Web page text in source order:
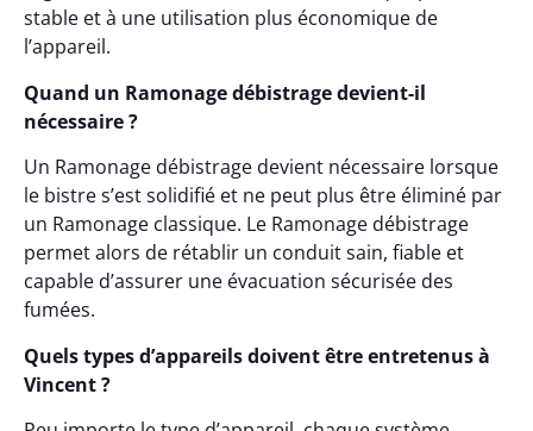
stable et à une utilisation plus économique de
l’appareil.
Quand un Ramonage débistrage devient-il
nécessaire ?
Un Ramonage débistrage devient nécessaire lorsque
le bistre s’est solidifié et ne peut plus être éliminé par
un Ramonage classique. Le Ramonage débistrage
permet alors de rétablir un conduit sain, fiable et
capable d’assurer une évacuation sécurisée des
fumées.
Quels types d’appareils doivent être entretenus à
Vincent ?